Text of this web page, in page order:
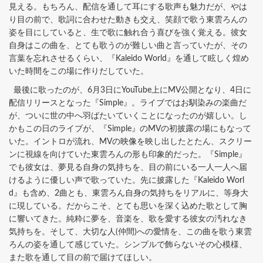
見える。もちろん、配信を通して耳にする歌声も魅力だが、やは
り目の前で、歌詞に合わせた動きも交え、笑顔で歌う東雲ろんの
姿を目にしていると、生で歌に触れ合う喜びを強く覚える。彼女
自身はこの曲を、とても歌うのが難しい曲と言っていたが、その
言葉を忘れさせるくらい、『Kaleido World』を通して眩しく煌め
いた時間をこの場に作りだしていた。
最後に歌ったのが、6月3日にYouTube上にMV公開となり、4日に
配信リリースとなった『Simple』。ライブではお馴染みの楽曲だ
が、ついに世の中へ羽ばたいていくことになったのが嬉しい。し
かもこの日のライブが、『Simple』のMVの初披露の場にもなって
いた。イントロが流れ、MVの映像を映し出したとたん、スクリー
ンに視線を向けていた東雲ろんの形も印象的だった。『Simple』
でも彼女は、夢見る自身の気持ちを、目の前にいる一人一人へ届
けるように優しい声で歌っていた。先に披露した『Kaleido Worl
d』も含め、2曲とも、東雲ろん自身の気持ちをリアルに、等身大
に現している。だからこそ、とても思いを深く込めた歌として胸
に響いてきた。純粋に夢を、音楽を、歌を愛する彼女の汚れなき
気持ちを。そして、大切な人(仲間)への愛情を、この曲を歌う東雲
ろんの姿を通して感じていた。シンプルで飾らないその心模様、
また歌を通して目の前で届けてほしい。